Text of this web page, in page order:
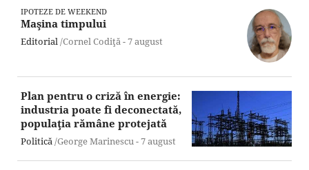
IPOTEZE DE WEEKEND
Maşina timpului
Editorial/Cornel Codiţă -7 august
Plan pentru o criză în energie:
industria poate fi deconectată,
populaţia rămâne protejată
Politică/George Marinescu -7 august